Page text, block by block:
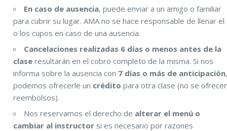
En caso de ausencia, puede enviar a un amigo o familiar
para cubrir su lugar. AMA no se hace responsable de llenar el
o los cupos en caso de una ausencia.
Cancelaciones realizadas 6 días o menos antes de la
clase resultarán en el cobro completo de la misma. Si nos
informa sobre la ausencia con 7 días o más de anticipación
podemos ofrecerle un crédito para otra clase (no se
reembolsos).
Nos reservamos el derecho de alterar el menú o
cambiar al instructor si es necesario por razones